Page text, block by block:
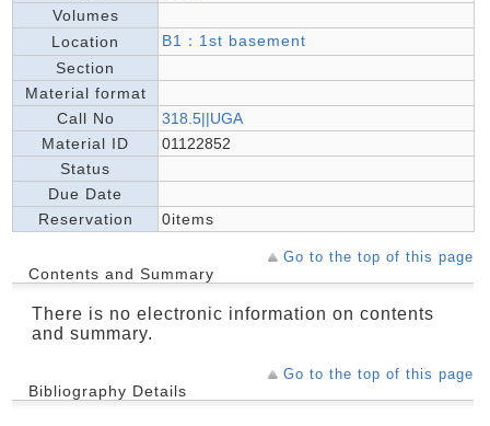
Volumes
Location
B1：1st basement
Section
Material format
Call No
318.5||UGA
Material ID
01122852
Status
Due Date
Reservation
0items
Go to the top of this page
Contents and Summary
There is no electronic information on contents
and summary.
Go to the top of this page
Bibliography Details